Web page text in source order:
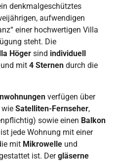
denkmalgeschütztes
aufwendigen
einer hochwertigen Villa
steht. Die
Höger sind individuell
mit 4 Sternen durch die
verfügen über
Satelliten-Fernseher,
sowie einen Balkon
jede Wohnung mit einer
mit Mikrowelle und
ist. Dergläserne